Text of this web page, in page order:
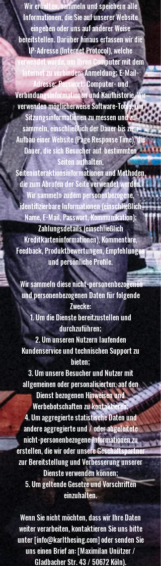
Wir erhalten, sammeln und speichern alle
Informationen, die Sie auf unserer Website
eingeben oder uns auf anderer Weise
bereitstellen. Darüber hinaus erfassen wir die
IP-Adresse (Internet Protocol), welche
verwendet wurde, um Ihren Computer mit dem
Internet zu verbinden; Anmeldung; E-Mail-
Adresse; Passwort; Computer- und
Verbindungsinformationen und Kaufhistorie. Wir
verwenden möglicherweise Software-Tools, um
Sitzungsinformationen zu messen und zu
sammeln, einschließlich der Dauer bis zum
Aufbau einer Website (Page Response Time), die
Dauer, die sich Besucher auf bestimmten
Seiten aufhalten,
Seiteninteraktionsinformationen und Methoden,
die zum Abrufen der Seite verwendet werden.
Wir sammeln zudem personenbezogene,
identifizierbare Informationen (einschließlich
Name, E-Mail, Passwort, Kommunikation);
Zahlungsdetails (einschließlich
Kreditkarteninformationen), Kommentare,
Feedback, Produktbewertungen, Empfehlungen
und persönliche Profile.
Wir sammeln diese nicht-personenbezogenen
und personenbezogenen Daten für folgende
Zwecke:
Um die Dienste bereitzustellen und
durchzuführen;
Um unseren Nutzern laufenden
Kundenservice und technischen Support zu
bieten;
Um unsere Besucher und Nutzer mit
allgemeinen oder personalisierten, auf den
Dienst bezogenen Hinweisen und
Werbebotschaften zu kontaktieren;
Um aggregierte statistische Daten und
andere aggregierte und / oder abgeleitete
nicht-personenbezogene Informationen zu
erstellen, die wir oder unsere Geschäftspartner
zur Bereitstellung und Verbesserung unserer
Dienste verwenden können;
Um geltende Gesetze und Vorschriften
einzuhalten.
Wenn Sie nicht möchten, dass wir Ihre Daten
weiter verarbeiten, kontaktieren Sie uns bitte
unter [info@karlthesing.com] oder senden Sie
uns einen Brief an: [Maximilan Unützer /
Gladbacher Str. 43 / 50672 Köln).